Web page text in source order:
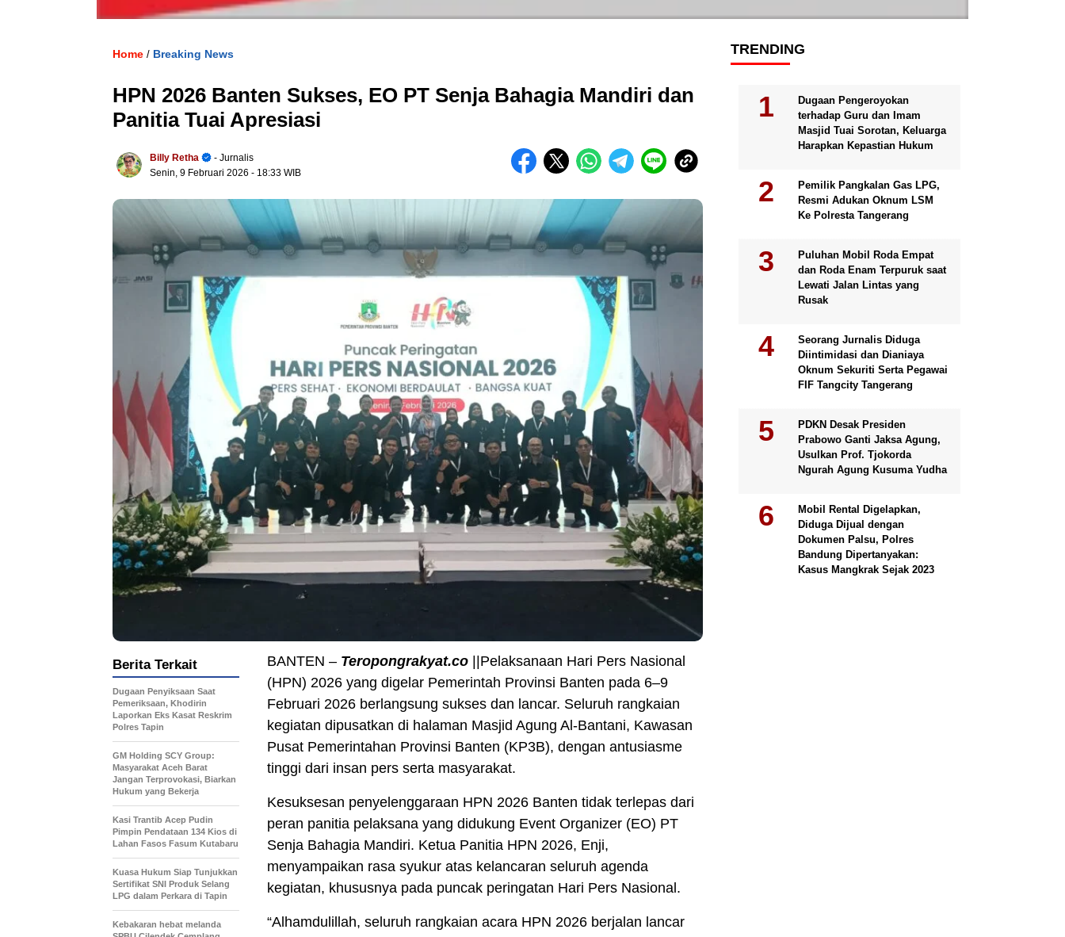
Home / Breaking News
HPN 2026 Banten Sukses, EO PT Senja Bahagia Mandiri dan
Panitia Tuai Apresiasi
Billy Retha
- Jurnalis
Senin, 9 Februari 2026 - 18:33 WIB
BANTEN – Teropongrakyat.co ||Pelaksanaan Hari Pers Nasional
(HPN) 2026 yang digelar Pemerintah Provinsi Banten pada 6–9
Februari 2026 berlangsung sukses dan lancar. Seluruh rangkaian
kegiatan dipusatkan di halaman Masjid Agung Al-Bantani, Kawasan
Pusat Pemerintahan Provinsi Banten (KP3B), dengan antusiasme
tinggi dari insan pers serta masyarakat.
Kesuksesan penyelenggaraan HPN 2026 Banten tidak terlepas dari
peran panitia pelaksana yang didukung Event Organizer (EO) PT
Senja Bahagia Mandiri. Ketua Panitia HPN 2026, Enji,
menyampaikan rasa syukur atas kelancaran seluruh agenda
kegiatan, khususnya pada puncak peringatan Hari Pers Nasional.
“Alhamdulillah, seluruh rangkaian acara HPN 2026 berjalan lancar
Berita Terkait
Dugaan Penyiksaan Saat
Pemeriksaan, Khodirin
Laporkan Eks Kasat Reskrim
Polres Tapin
GM Holding SCY Group:
Masyarakat Aceh Barat
Jangan Terprovokasi, Biarkan
Hukum yang Bekerja
Kasi Trantib Acep Pudin
Pimpin Pendataan 134 Kios di
Lahan Fasos Fasum Kutabaru
Kuasa Hukum Siap Tunjukkan
Sertifikat SNI Produk Selang
LPG dalam Perkara di Tapin
Kebakaran hebat melanda
TRENDING
Dugaan Pengeroyokan
terhadap Guru dan Imam
Masjid Tuai Sorotan, Keluarga
Harapkan Kepastian Hukum
Pemilik Pangkalan Gas LPG,
Resmi Adukan Oknum LSM
Ke Polresta Tangerang
Puluhan Mobil Roda Empat
dan Roda Enam Terpuruk saat
Lewati Jalan Lintas yang
Rusak
Seorang Jurnalis Diduga
Diintimidasi dan Dianiaya
Oknum Sekuriti Serta Pegawai
FIF Tangcity Tangerang
PDKN Desak Presiden
Prabowo Ganti Jaksa Agung,
Usulkan Prof. Tjokorda
Ngurah Agung Kusuma Yudha
Mobil Rental Digelapkan,
Diduga Dijual dengan
Dokumen Palsu, Polres
Bandung Dipertanyakan:
Kasus Mangkrak Sejak 2023